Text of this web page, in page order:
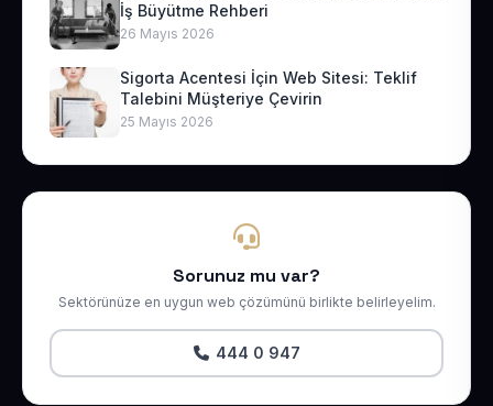
İş Büyütme Rehberi
26 Mayıs 2026
Sigorta Acentesi İçin Web Sitesi: Teklif
Talebini Müşteriye Çevirin
25 Mayıs 2026
Sorunuz mu var?
Sektörünüze en uygun web çözümünü birlikte belirleyelim.
444 0 947